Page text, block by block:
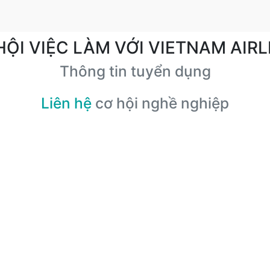
VIỆC LÀM VỚI VIETNAM
Thông tin tuyển dụng
Liên hệ cơ hội nghề nghiệp